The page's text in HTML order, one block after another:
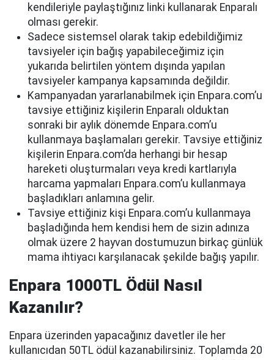
kendileriyle paylaştığınız linki kullanarak Enparalı
olması gerekir.
Sadece sistemsel olarak takip edebildiğimiz
tavsiyeler için bağış yapabileceğimiz için
yukarıda belirtilen yöntem dışında yapılan
tavsiyeler kampanya kapsamında değildir.
Kampanyadan yararlanabilmek için Enpara.com’u
tavsiye ettiğiniz kişilerin Enparalı olduktan
sonraki bir aylık dönemde Enpara.com’u
kullanmaya başlamaları gerekir. Tavsiye ettiğiniz
kişilerin Enpara.com’da herhangi bir hesap
hareketi oluşturmaları veya kredi kartlarıyla
harcama yapmaları Enpara.com’u kullanmaya
başladıkları anlamına gelir.
Tavsiye ettiğiniz kişi Enpara.com’u kullanmaya
başladığında hem kendisi hem de sizin adınıza
olmak üzere 2 hayvan dostumuzun birkaç günlük
mama ihtiyacı karşılanacak şekilde bağış yapılır.
Enpara 1000TL Ödül Nasıl
Kazanılır?
Enpara üzerinden yapacağınız davetler ile her
kullanıcıdan 50TL ödül kazanabilirsiniz. Toplamda 20